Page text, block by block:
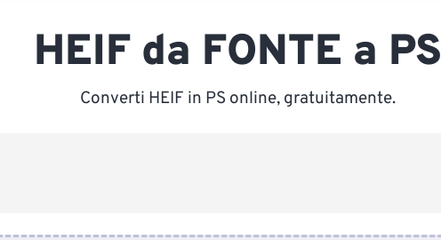
HEIF da FONTE a PS
Converti HEIF in PS online, gratuitamente.